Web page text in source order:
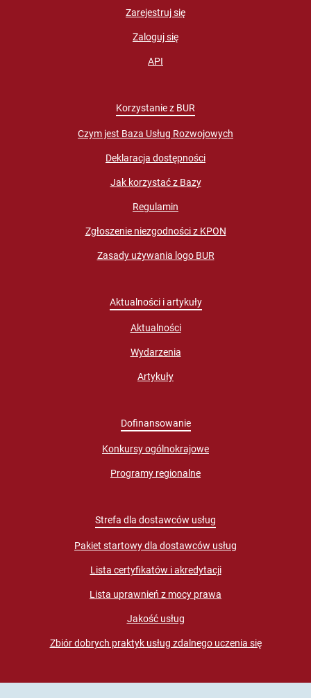
Zarejestruj się
Zaloguj się
API
Korzystanie z BUR
Czym jest Baza Usług Rozwojowych
Deklaracja dostępności
Jak korzystać z Bazy
Regulamin
Zgłoszenie niezgodności z KPON
Zasady używania logo BUR
Aktualności i artykuły
Aktualności
Wydarzenia
Artykuły
Dofinansowanie
Konkursy ogólnokrajowe
Programy regionalne
Strefa dla dostawców usług
Pakiet startowy dla dostawców usług
Lista certyfikatów i akredytacji
Lista uprawnień z mocy prawa
Jakość usług
Zbiór dobrych praktyk usług zdalnego uczenia się